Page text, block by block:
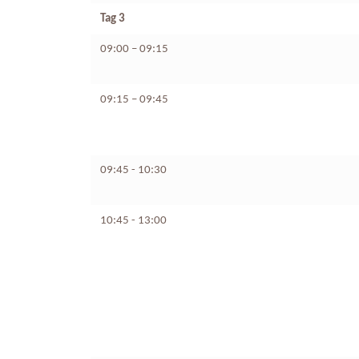
Tag 3
09:00 – 09:15
09:15 – 09:45
09:45 - 10:30
10:45 - 13:00